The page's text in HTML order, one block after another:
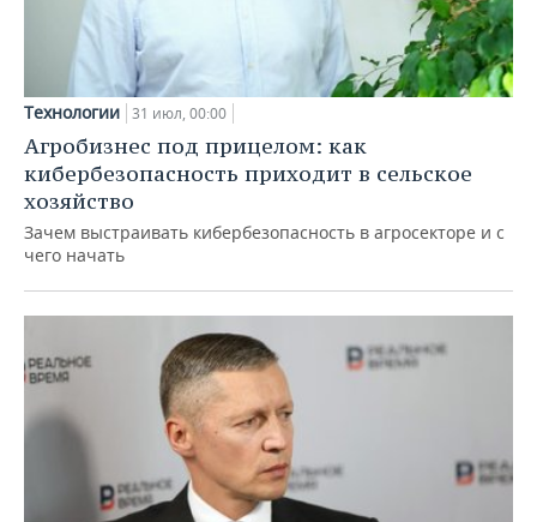
Технологии 31 июл, 00:00
Агробизнес под прицелом: как
кибербезопасность приходит в сельское
хозяйство
Зачем выстраивать кибербезопасность в агросекторе и с
чего начать